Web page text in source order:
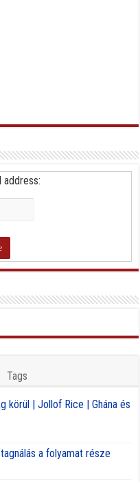
address:
Tags
körül | Jollof Rice | Ghána és
a folyamat része